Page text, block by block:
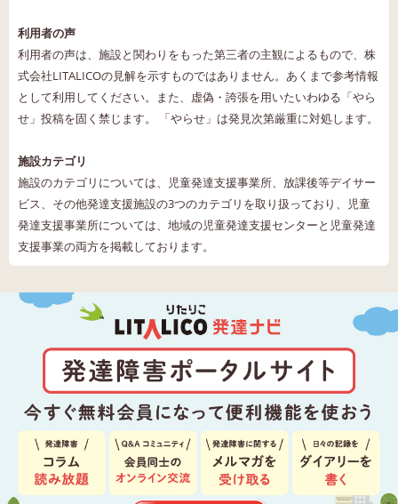
利用者の声
利用者の声は、施設と関わりをもった第三者の主観によるもので、株
式会社LITALICOの見解を示すものではありません。あくまで参考情報
として利用してください。また、虚偽・誇張を用いたいわゆる「やら
せ」投稿を固く禁じます。 「やらせ」は発見次第厳重に対処します。
施設カテゴリ
施設のカテゴリについては、児童発達支援事業所、放課後等デイサー
ビス、その他発達支援施設の3つのカテゴリを取り扱っており、児童
発達支援事業所については、地域の児童発達支援センターと児童発達
支援事業の両方を掲載しております。